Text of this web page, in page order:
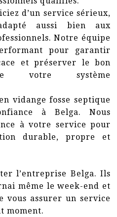
d’un service sérieux,
aussi bien aux
Notre équipe
pour garantir
et préserver le bon
votre système
vidange fosse septique
à Belga. Nous
à votre service pour
durable, propre et
l’entreprise Belga. Ils
même le week-end et
vous assurer un service
moment.